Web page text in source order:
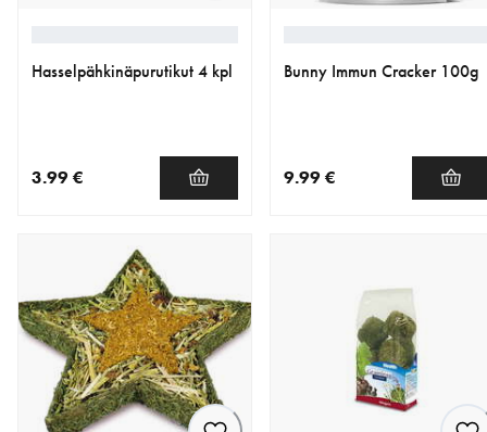
Hasselpähkinäpurutikut 4 kpl
3.99 €
Bunny Immun Cracker 100g
9.99 €